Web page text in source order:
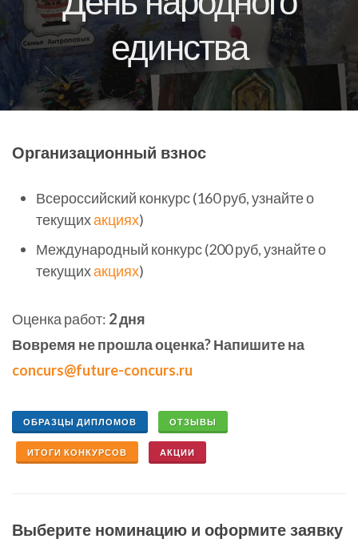
единства
Организационный взнос
Всероссийский конкурс (160 руб, узнайте о
текущихакциях)
Международный конкурс (200 руб, узнайте о
текущихакциях)
Оценка работ: 2 дня
Вовремя не прошла оценка? Напишите на
concurs@future-concurs.ru
ОБРАЗЦЫ ДИПЛОМОВ ОТЗЫВЫ
ИТОГИ КОНКУРСОВ АКЦИИ
Выберите номинацию и оформите заявку